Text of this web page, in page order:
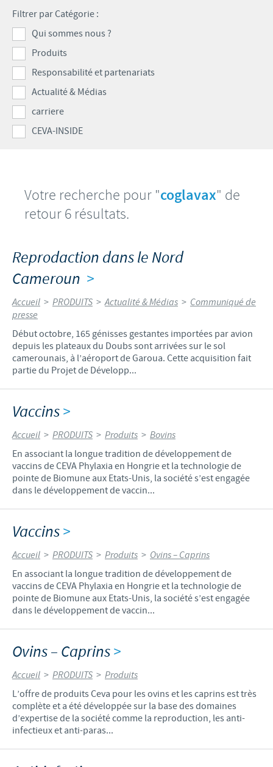
Avantages du poussin Ceva Inside
C.H.I.C.K. Program®
Vaccins couvoirs
Equipements de vaccination
Importance de la responsabilité
Programmes de soutien
Business et partenariat scientifique
CARRIERE
Offres d'emploi
CONTACTEZ-NOUS
Filtrer par Catégorie :
Qui sommes nous ?
Produits
Responsabilité et partenariats
Actualité & Médias
carriere
CEVA-INSIDE
Votre recherche pour "coglavax" de
retour 6 résultats.
Reprodaction dans le Nord
Cameroun >
Accueil > PRODUITS > Actualité & Médias > Communiqué de
presse
Début octobre, 165 génisses gestantes importées par avion
depuis les plateaux du Doubs sont arrivées sur le sol
camerounais, à l’aéroport de Garoua. Cette acquisition fait
partie du Projet de Développ...
Vaccins>
Accueil > PRODUITS > Produits > Bovins
En associant la longue tradition de développement de
vaccins de CEVA Phylaxia en Hongrie et la technologie de
pointe de Biomune aux Etats-Unis, la société s’est engagée
dans le développement de vaccin...
Vaccins>
Accueil > PRODUITS > Produits > Ovins – Caprins
En associant la longue tradition de développement de
vaccins de CEVA Phylaxia en Hongrie et la technologie de
pointe de Biomune aux Etats-Unis, la société s’est engagée
dans le développement de vaccin...
Ovins – Caprins>
Accueil > PRODUITS > Produits
L’offre de produits Ceva pour les ovins et les caprins est très
complète et a été développée sur la base des domaines
d’expertise de la société comme la reproduction, les anti-
infectieux et anti-paras...